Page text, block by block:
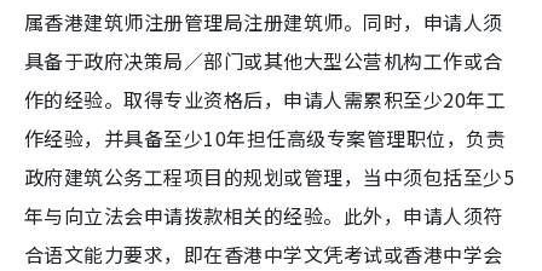
属香港建筑师注册管理局注册建筑师。同时，申请人须
具备于政府决策局／部门或其他大型公营机构工作或合
作的经验。取得专业资格后，申请人需累积至少20年工
作经验，并具备至少10年担任高级专案管理职位，负责
政府建筑公务工程项目的规划或管理，当中须包括至少5
年与向立法会申请拨款相关的经验。此外，申请人须符
合语文能力要求，即在香港中学文凭考试或香港中学会